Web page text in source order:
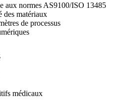
aux normes AS9100/ISO 13485
des matériaux
de processus
médicaux